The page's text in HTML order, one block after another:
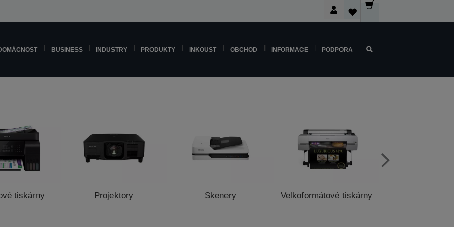
BUSINESS INDUSTRY PRODUKTY INKOUST OBCHOD INFORMACE PODPORA
tiskárny Projektory Skenery Velkoformátové tiskárny